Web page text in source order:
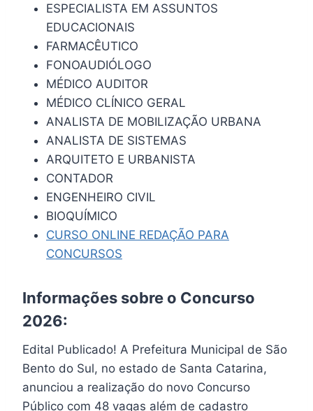
ESPECIALISTA EM ASSUNTOS
EDUCACIONAIS
FARMACÊUTICO
FONOAUDIÓLOGO
MÉDICO AUDITOR
MÉDICO CLÍNICO GERAL
ANALISTA DE MOBILIZAÇÃO URBANA
ANALISTA DE SISTEMAS
ARQUITETO E URBANISTA
CONTADOR
ENGENHEIRO CIVIL
BIOQUÍMICO
CURSO ONLINE REDAÇÃO PARA
CONCURSOS
Informações sobre o Concurso
2026:
Edital Publicado! A Prefeitura Municipal de São
Bento do Sul, no estado de Santa Catarina,
anunciou a realização do novo Concurso
Público com 48 vagas além de cadastro